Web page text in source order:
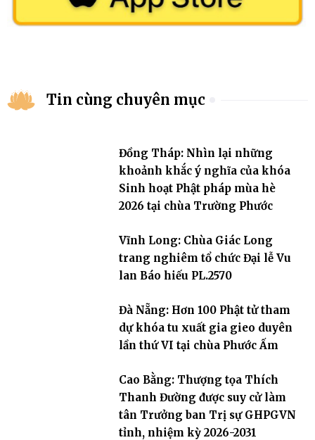
Tin cùng chuyên mục
Đồng Tháp: Nhìn lại những
khoảnh khắc ý nghĩa của khóa
Sinh hoạt Phật pháp mùa hè
2026 tại chùa Trường Phước
Vĩnh Long: Chùa Giác Long
trang nghiêm tổ chức Đại lễ Vu
lan Báo hiếu PL.2570
Đà Nẵng: Hơn 100 Phật tử tham
dự khóa tu xuất gia gieo duyên
lần thứ VI tại chùa Phước Ấm
Cao Bằng: Thượng tọa Thích
Thanh Đường được suy cử làm
tân Trưởng ban Trị sự GHPGVN
tỉnh, nhiệm kỳ 2026-2031